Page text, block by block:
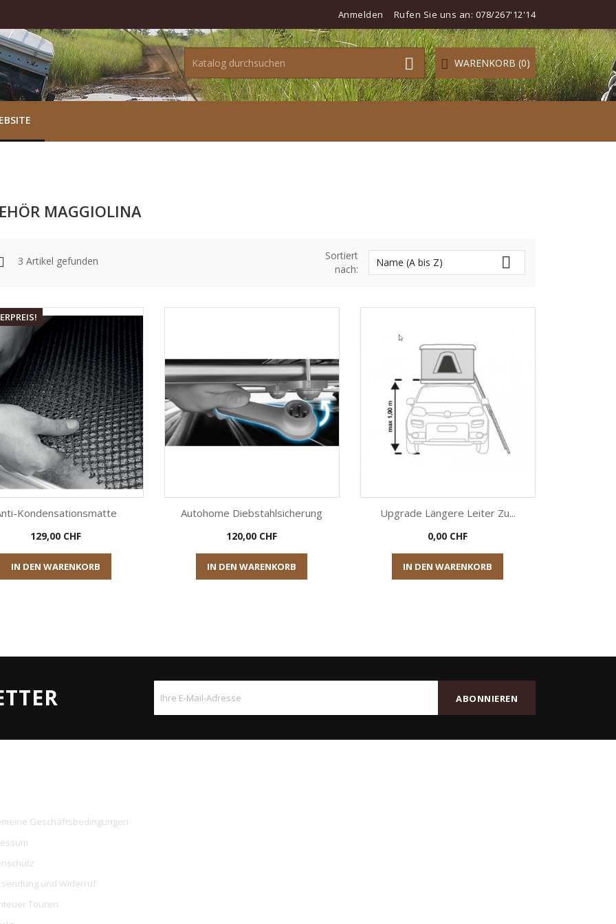
Anmelden Rufen Sie uns an: 078/267'12'14
WARENKORB (0)

MAGGIOLINA
3 Artikel gefunden
Sortiert
nach:
Name (A bis Z) 
 Vorschau
Kondensationsmatte
Preis
129,00 CHF
IN DEN WARENKORB
 Vorschau
Autohome Diebstahlsicherung
Preis
120,00 CHF
IN DEN WARENKORB
Vorschau
Upgrade Längere Leiter Zu...
Preis
0,00 CHF
IN DEN WARENKORB
Geschäftsbedingungen
und Widerruf
Touren